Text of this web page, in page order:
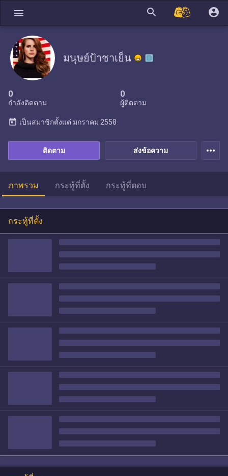
menu search account_circle
มนุษย์ป้าชาเย็น
0
กำลังติดตาม
0
ผู้ติดตาม
ส่งข้อความ
ติดตาม
today เป็นสมาชิกตั้งแต่ มกราคม 2558
more_horiz
ภาพรวม กระทู้ที่ตั้ง กระทู้ที่ตอบ
กระทู้ที่ตั้ง